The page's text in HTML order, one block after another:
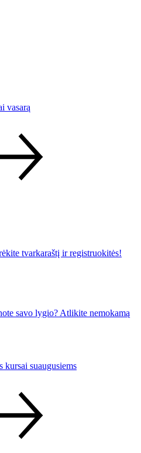
vasarą
tvarkaraštį ir registruokitės!
savo lygio? Atlikite nemokamą
kursai suaugusiems